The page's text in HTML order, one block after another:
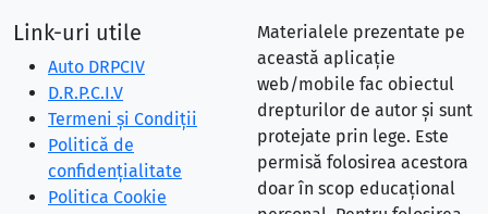
Link-uri utile
Auto DRPCIV
D.R.P.C.I.V
Termeni și Condiții
Politică de
confidențialitate
Politica Cookie
Materialele prezentate pe
această aplicație
web/mobile fac obiectul
drepturilor de autor și sunt
protejate prin lege. Este
permisă folosirea acestora
doar în scop educațional